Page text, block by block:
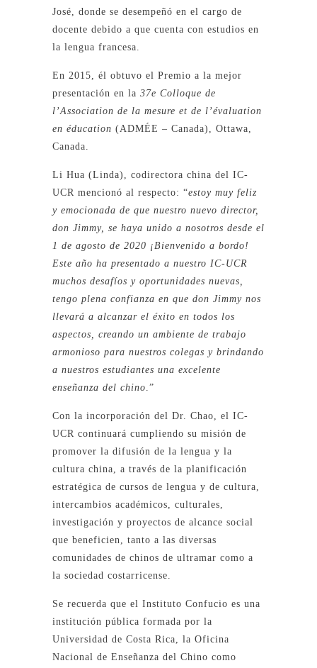
José, donde se desempeñó en el cargo de
docente debido a que cuenta con estudios en
la lengua francesa.
En 2015, él obtuvo el Premio a la mejor
presentación en la 37e Colloque de
l’Association de la mesure et de l’évaluation
en éducation (ADMÉE – Canada), Ottawa,
Canada.
Li Hua (Linda), codirectora china del IC-
UCR mencionó al respecto: “estoy muy feliz
y emocionada de que nuestro nuevo director,
don Jimmy, se haya unido a nosotros desde el
1 de agosto de 2020 ¡Bienvenido a bordo!
Este año ha presentado a nuestro IC-UCR
muchos desafíos y oportunidades nuevas,
tengo plena confianza en que don Jimmy nos
llevará a alcanzar el éxito en todos los
aspectos, creando un ambiente de trabajo
armonioso para nuestros colegas y brindando
a nuestros estudiantes una excelente
enseñanza del chino.”
Con la incorporación del Dr. Chao, el IC-
UCR continuará cumpliendo su misión de
promover la difusión de la lengua y la
cultura china, a través de la planificación
estratégica de cursos de lengua y de cultura,
intercambios académicos, culturales,
investigación y proyectos de alcance social
que beneficien, tanto a las diversas
comunidades de chinos de ultramar como a
la sociedad costarricense.
Se recuerda que el Instituto Confucio es una
institución pública formada por la
Universidad de Costa Rica, la Oficina
Nacional de Enseñanza del Chino como